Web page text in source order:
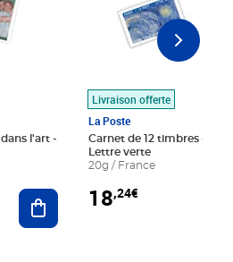
l'art -
Ajouter au panier
Livraison offerte
La Poste
Carnet de 12 timbres - Le
Lettre verte
20g / France
18,24€